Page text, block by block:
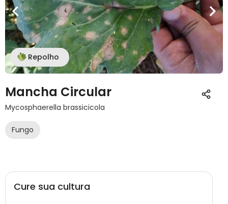
Repolho
Mancha Circular
Mycosphaerella brassicicola
Fungo
Cure sua cultura